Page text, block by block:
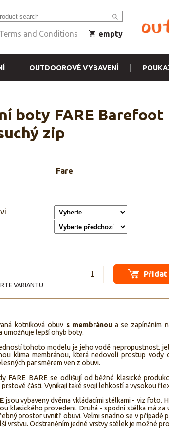
Terms and Conditions empty
OUTDOOROVÉ VYBAVENÍ
boty FARE Barefoot
zip
Fare
VARIANTU
Přidat
kotníková obuvs membránoua se zapínáním
umožňuje lepší ohyb boty.
tohoto modelu je jeho vodě nepropustnost,
klima membránou, která nedovolí prostup vody
par směrem ven z obuvi.
FARE BARE se odlišují od běžné klasické
části. Vynikají také svojí lehkostí a vysokou
jsou vybaveny dvěma vkládacími stélkami - viz foto.
klasického provedení. Druhá - spodní stélka má za
prostor uvnitř obuvi. Velmi snadno se v případě
vrstvu. Odstraněním jedné vrstvy stélek je možné